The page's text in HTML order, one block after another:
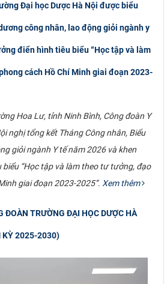
Đại học Dược Hà Nội được biểu
công nhân, lao động giỏi ngành y
điển hình tiêu biểu “Học tập và làm
cách Hồ Chí Minh giai đoạn 2023-
Hoa Lư, tỉnh Ninh Bình, Công đoàn Y
nghị tổng kết Tháng Công nhân, Biểu
giỏi ngành Y tế năm 2026 và khen
“Học tập và làm theo tư tưởng, đạo
giai đoạn 2023-2025”. Xem thêm
ĐOÀN TRƯỜNG ĐẠI HỌC DƯỢC HÀ
KỲ 2025-2030)